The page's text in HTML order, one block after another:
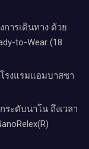
ารเดินทาง ด้วย
to-Wear (18
รงแรม​แอม​บาส​ซา​
ะดับนาโน ถึงเวลา